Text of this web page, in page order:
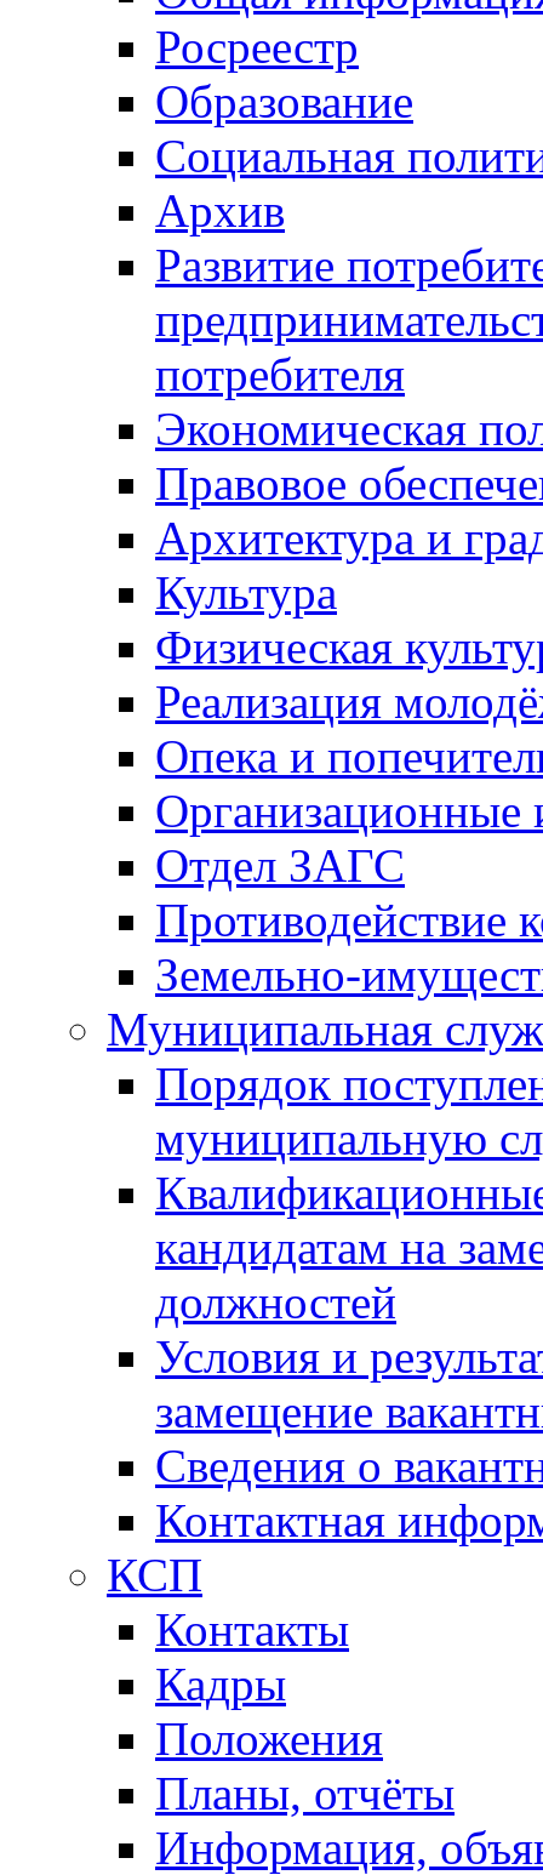
Росреестр
Образование
Социальная
Архив
Развитие
потребителя
Экономическая
Правовое
Архитектура и
Культура
Физическая
Реализация
Опека и
Отдел ЗАГС
Противодействие
Земельно-
Муниципальная
Порядок
муниципальную
кандидатам на
должностей
Условия и
замещение
Сведения о
Контактная
КСП
Контакты
Кадры
Положения
Планы, отчёты
Информация,